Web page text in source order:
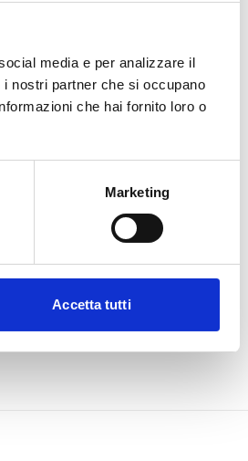
media e per analizzare il
nostri partner che si occupano
che hai fornito loro o
Marketing
Accetta tutti